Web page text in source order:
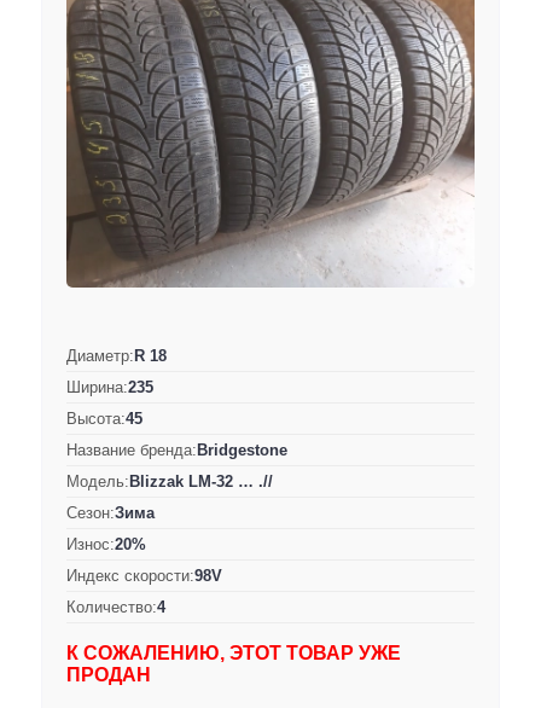
Диаметр:R 18
Ширина:235
Высота:45
Название бренда:Bridgestone
Модель:Blizzak LM-32 … .//
Сезон:Зима
Износ:20%
Индекс скорости:98V
Количество:4
К СОЖАЛЕНИЮ, ЭТОТ ТОВАР УЖЕ
ПРОДАН